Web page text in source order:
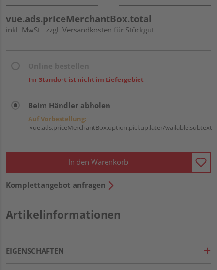
vue.ads.priceMerchantBox.total
inkl. MwSt. zzgl. Versandkosten für Stückgut
Ihr Standort ist nicht im Liefergebiet
Beim Händler abholen
Auf Vorbestellung:
vue.ads.priceMerchantBox.option.pickup.laterAvailable.subtext
In den Warenkorb
Komplettangebot anfragen
Artikelinformationen
EIGENSCHAFTEN